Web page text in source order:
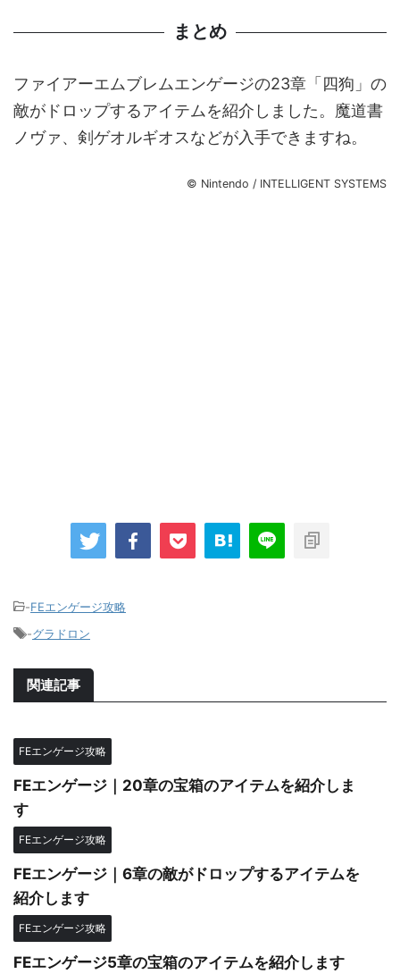
まとめ
ファイアーエムブレムエンゲージの23章「四狗」の
敵がドロップするアイテムを紹介しました。魔道書
ノヴァ、剣ゲオルギオスなどが入手できますね。
© Nintendo / INTELLIGENT SYSTEMS
-FEエンゲージ攻略
-グラドロン
関連記事
FEエンゲージ攻略
FEエンゲージ｜20章の宝箱のアイテムを紹介しま
す
FEエンゲージ攻略
FEエンゲージ｜6章の敵がドロップするアイテムを
紹介します
FEエンゲージ攻略
FEエンゲージ5章の宝箱のアイテムを紹介します